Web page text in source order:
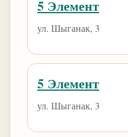
5 Элемент
ул. Шыганак, 3
5 Элемент
ул. Шыганак, 3